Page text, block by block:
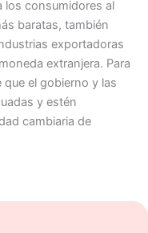
los consumidores al
baratas, también
exportadoras
extranjera. Para
el gobierno y las
y estén
cambiaria de